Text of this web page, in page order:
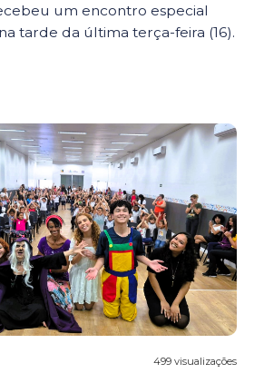
um encontro especial
tarde da última terça-feira (16).
499 visualizações